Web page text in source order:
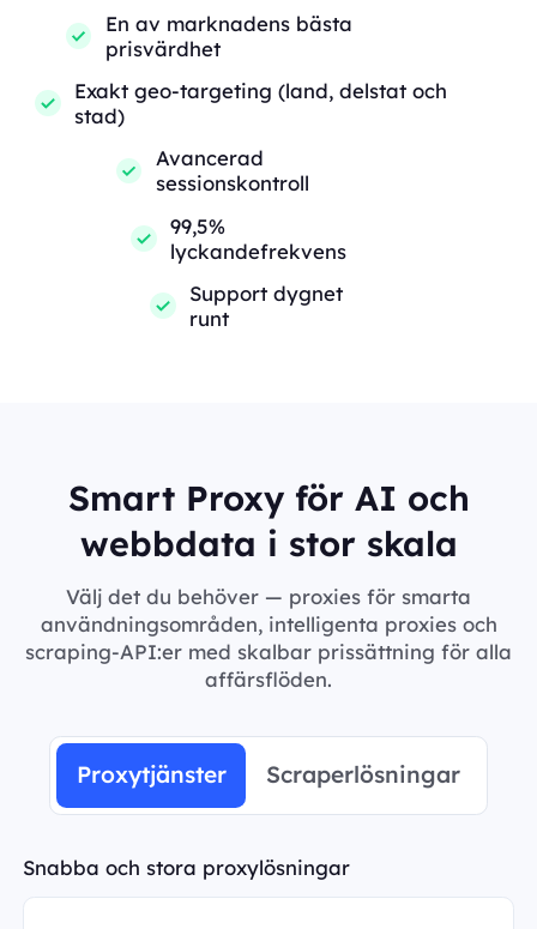
En av marknadens bästa
prisvärdhet
Exakt geo-targeting (land, delstat och
stad)
Avancerad
sessionskontroll
99,5%
lyckandefrekvens
Support dygnet
runt
Smart Proxy för AI och
webbdata i stor skala
Välj det du behöver — proxies för smarta
användningsområden, intelligenta proxies och
scraping-API:er med skalbar prissättning för alla
affärsflöden.
Proxytjänster Scraperlösningar
Snabba och stora proxylösningar